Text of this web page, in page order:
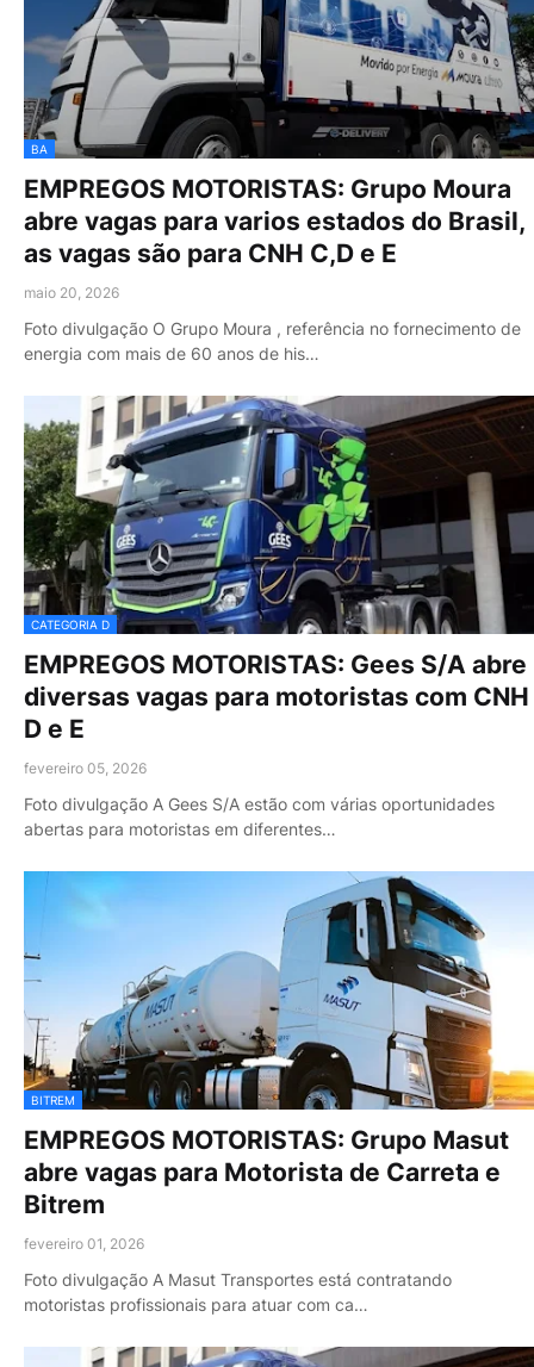
BA
EMPREGOS MOTORISTAS: Grupo Moura
abre vagas para varios estados do Brasil,
as vagas são para CNH C,D e E
maio 20, 2026
Foto divulgação O Grupo Moura , referência no fornecimento de
energia com mais de 60 anos de his…
CATEGORIA D
EMPREGOS MOTORISTAS: Gees S/A abre
diversas vagas para motoristas com CNH
D e E
fevereiro 05, 2026
Foto divulgação A Gees S/A estão com várias oportunidades
abertas para motoristas em diferentes…
BITREM
EMPREGOS MOTORISTAS: Grupo Masut
abre vagas para Motorista de Carreta e
Bitrem
fevereiro 01, 2026
Foto divulgação A Masut Transportes está contratando
motoristas profissionais para atuar com ca…